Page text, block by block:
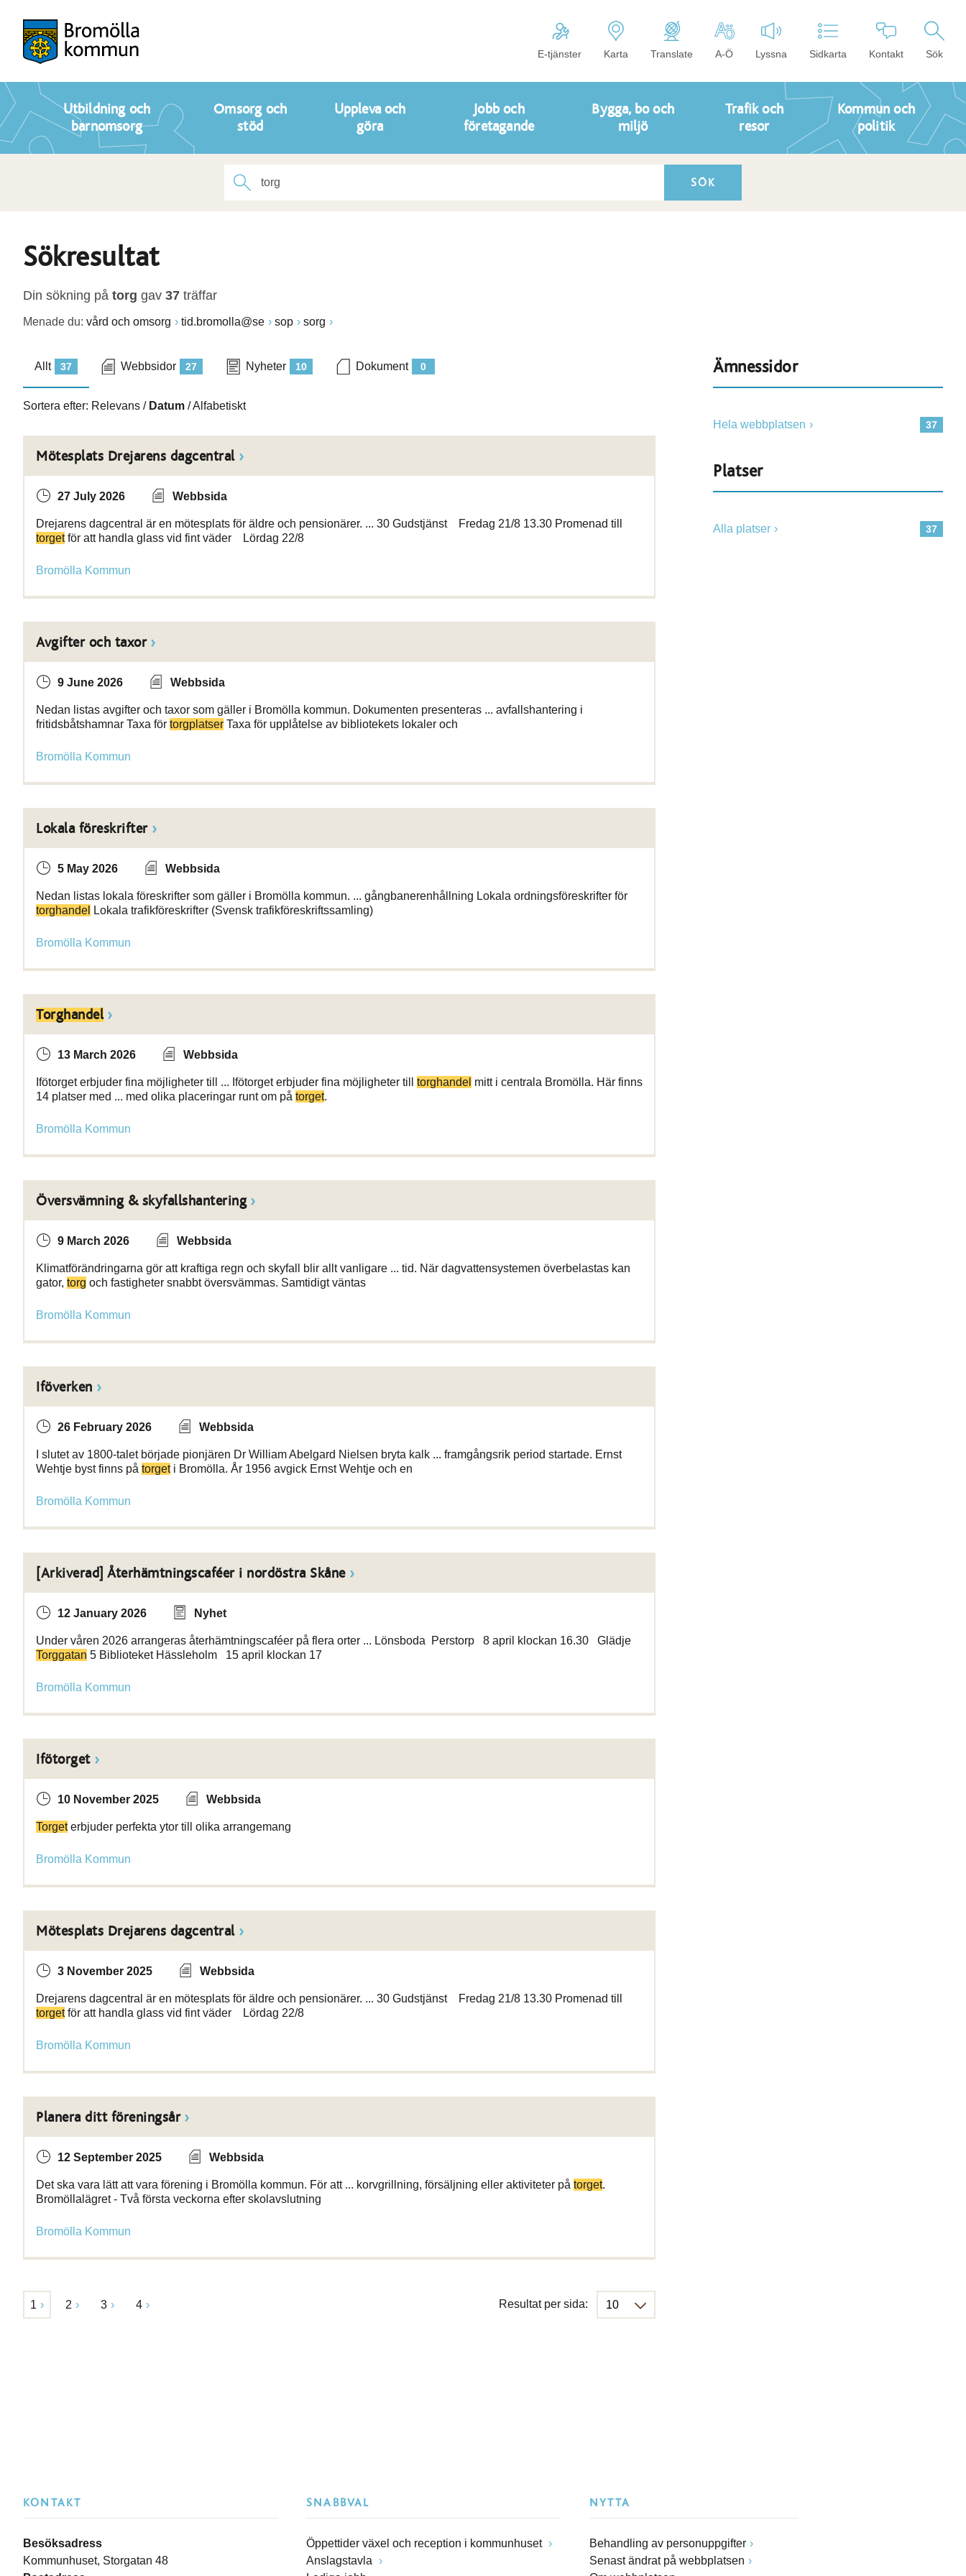
E-tjänster Karta Translate A-Ö Lyssna Sidkarta Kontakt Sök
Utbildning och
barnomsorg
Omsorg och
stöd
Uppleva och
göra
Jobb och
företagande
Bygga, bo och
miljö
Trafik och
resor
Kommun och
politik
Sökresultat
Din sökning på torg gav 37 träffar
Menade du: vård och omsorg tid.bromolla@se sop sorg
37
Allt 27
Webbsidor 10
Nyheter 0
Dokument
Sortera efter: Relevans / Datum /Alfabetiskt
Mötesplats Drejarens dagcentral
27 July 2026 Webbsida
Drejarens dagcentral är en mötesplats för äldre och pensionärer. ... 30 Gudstjänst Fredag 21/8 13.30 Promenad till
torgetför att handla glass vid fint väder Lördag 22/8
Bromölla Kommun
Avgifter och taxor
9 June 2026 Webbsida
Nedan listas avgifter och taxor som gäller i Bromölla kommun. Dokumenten presenteras ... avfallshantering i
fritidsbåtshamnar Taxa för torgplatser Taxa för upplåtelse av bibliotekets lokaler och
Bromölla Kommun
Lokala föreskrifter
5 May 2026 Webbsida
Nedan listas lokala föreskrifter som gäller i Bromölla kommun. ... gångbanerenhållning Lokala ordningsföreskrifter för
torghandel
Lokala trafikföreskrifter (Svensk trafikföreskriftssamling)
Bromölla Kommun
Torghandel
13 March 2026 Webbsida
Ifötorget erbjuder fina möjligheter till ... Ifötorget erbjuder fina möjligheter till torghandel mitt i centrala Bromölla. Här finns
14 platser med ... med olika placeringar runt om på torget.
Bromölla Kommun
Översvämning & skyfallshantering
9 March 2026 Webbsida
Klimatförändringarna gör att kraftiga regn och skyfall blir allt vanligare ... tid. När dagvattensystemen överbelastas kan
gator, torg och fastigheter snabbt översvämmas. Samtidigt väntas
Bromölla Kommun
Iföverken
26 February 2026 Webbsida
I slutet av 1800-talet började pionjären Dr William Abelgard Nielsen bryta kalk ... framgångsrik period startade. Ernst
Wehtje byst finns på torgeti Bromölla. År 1956 avgick Ernst Wehtje och en
Bromölla Kommun
[Arkiverad] Återhämtningscaféer i nordöstra Skåne
12 January 2026 Nyhet
Under våren 2026 arrangeras återhämtningscaféer på flera orter ... Lönsboda Perstorp 8 april klockan 16.30 Glädje
Torggatan 5 Biblioteket Hässleholm 15 april klockan 17
Bromölla Kommun
Ifötorget
10 November 2025 Webbsida
Torgeterbjuder perfekta ytor till olika arrangemang
Bromölla Kommun
Mötesplats Drejarens dagcentral
3 November 2025 Webbsida
Drejarens dagcentral är en mötesplats för äldre och pensionärer. ... 30 Gudstjänst Fredag 21/8 13.30 Promenad till
torgetför att handla glass vid fint väder Lördag 22/8
Bromölla Kommun
Planera ditt föreningsår
12 September 2025 Webbsida
Det ska vara lätt att vara förening i Bromölla kommun. För att ... korvgrillning, försäljning eller aktiviteter på torget.
Bromöllalägret - Två första veckorna efter skolavslutning
Bromölla Kommun
1 2 3 4 Resultat per sida:
Ämnessidor
37
Hela webbplatsen
Platser
37
Alla platser
KONTAKT
Besöksadress
Kommunhuset, Storgatan 48
SNABBVAL
Öppettider växel och reception i kommunhuset
Anslagstavla
NYTTA
Behandling av personuppgifter
Senast ändrat på webbplatsen